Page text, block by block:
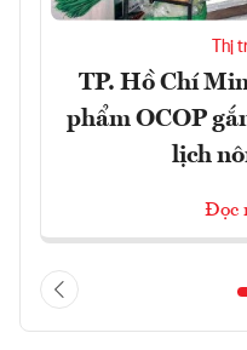
Thị
TP. Hồ Chí
phẩm OCOP
lịch
Đọc